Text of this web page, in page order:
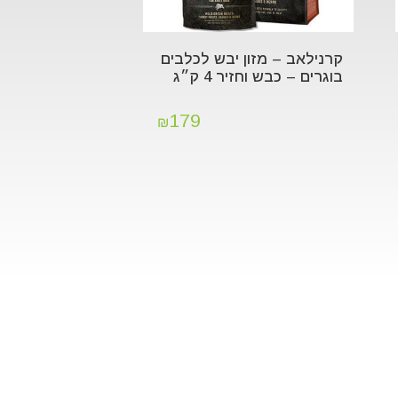
קרנילאב – מזון יבש לכלבים
בוגרים – כבש וחזיר 4 ק״ג
₪179